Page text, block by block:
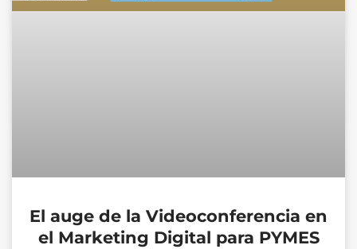
El auge de la Videoconferencia en
el Marketing Digital para PYMES